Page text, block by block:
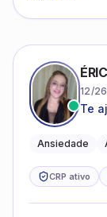
12/
Te
que
Ansiedade
CRP ativo